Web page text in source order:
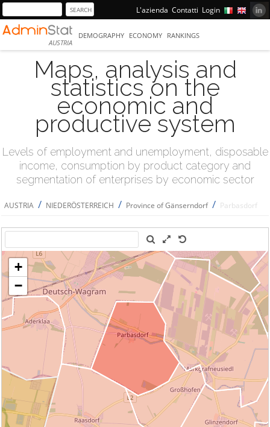
L'azienda Contatti Login
AUSTRIA
DEMOGRAPHY ECONOMY RANKINGS
Maps, analysis and
statistics on the
economic and
productive system
Levels of employment and unemployment, disposable
income, consumption by product category and
segmentation of enterprises by economic sector
AUSTRIA / NIEDERÖSTERREICH / Province of Gänserndorf / Parbasdorf